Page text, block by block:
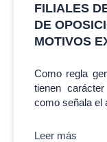
FILIALES
DE
MOTIVOS
Como regla
tienen
como señala el
Leer más